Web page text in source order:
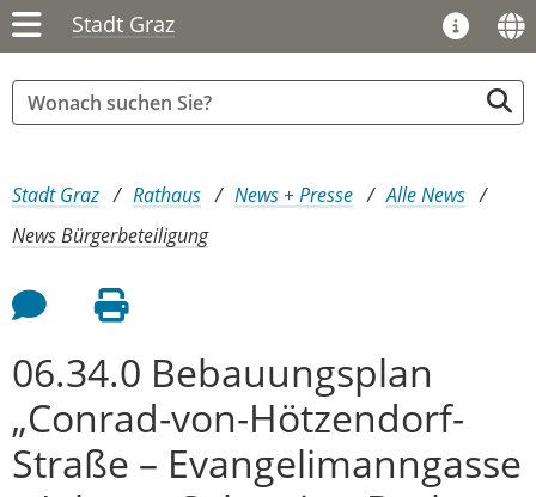
Stadt Graz
Sie sind hier:
Stadt Graz Rathaus News + Presse
Alle News
News Bürgerbeteiligung
Feedback an Autor
Seite drucken
06.34.0 Bebauungsplan
„Conrad-von-Hötzendorf-
Straße – Evangelimanngasse